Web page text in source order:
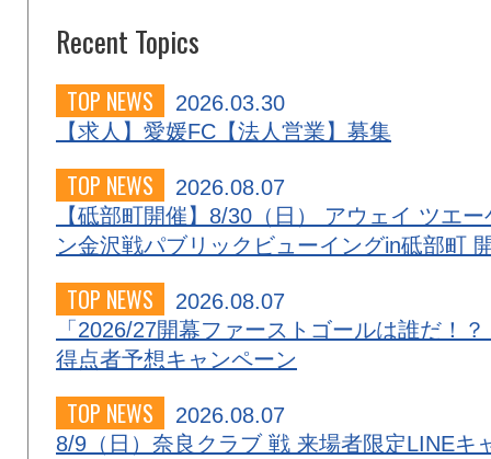
Recent Topics
TOP NEWS
2026.03.30
【求人】愛媛FC【法人営業】募集
TOP NEWS
2026.08.07
【砥部町開催】8/30（日） アウェイ ツエー
ン金沢戦パブリックビューイングin砥部町
TOP NEWS
2026.08.07
「2026/27開幕ファーストゴールは誰だ！？
得点者予想キャンペーン
TOP NEWS
2026.08.07
8/9（日）奈良クラブ 戦 来場者限定LINEキ